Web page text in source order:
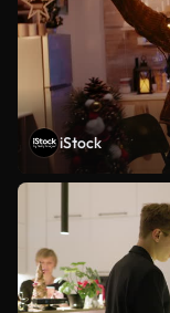
iStock